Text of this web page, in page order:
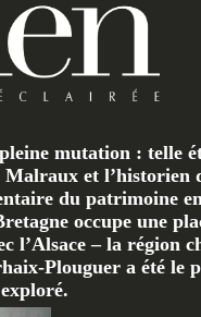
mutation : telle
et l’historien
du patrimoine
occupe une
l’Alsace – la région
Plouguer a été le
exploré.